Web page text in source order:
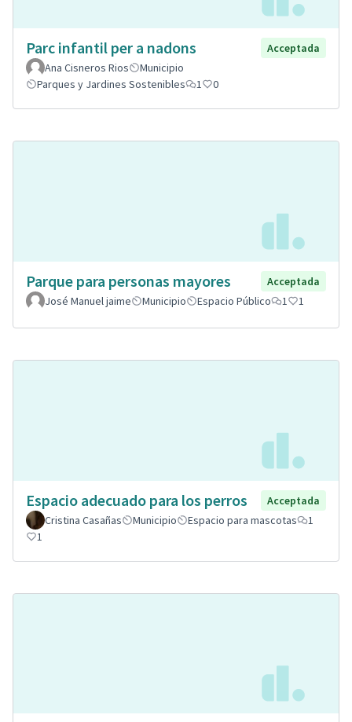
Parc infantil per a nadons
Acceptada
Ana Cisneros Rios
Municipio
Parques y Jardines Sostenibles
1 0
Parque para personas mayores
Acceptada
José Manuel jaime
Municipio Espacio Público 1 1
Espacio adecuado para los perros
Acceptada
Cristina Casañas
Municipio Espacio para mascotas
1
1